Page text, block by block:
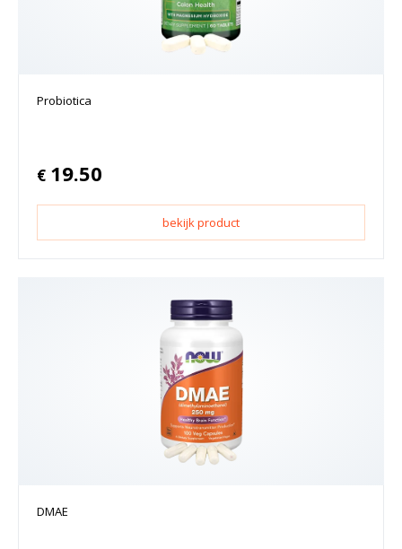
Probiotica
€ 19.50
bekijk product
DMAE